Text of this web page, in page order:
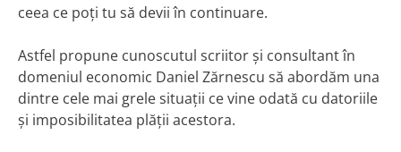
ceea ce poţi tu să devii în continuare.
Astfel propune cunoscutul scriitor și consultant în
domeniul economic Daniel Zărnescu să abordăm una
dintre cele mai grele situații ce vine odată cu datoriile
și imposibilitatea plății acestora.